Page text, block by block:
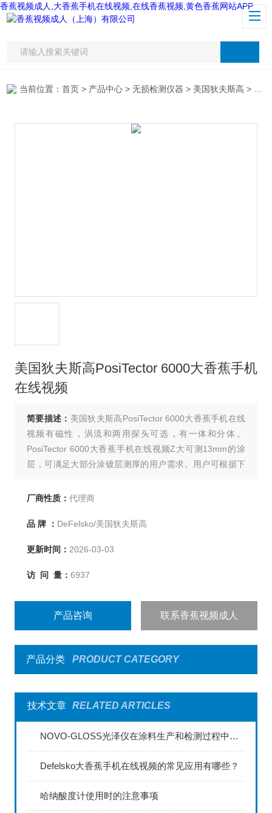
香蕉视频成人,大香蕉手机在线视频,在线香蕉视频,黄色香蕉网站APP
当前位置：首页 > 产品中心 >无损检测仪器 > 美国狄夫斯高 > 美国狄夫斯高PosiTector 6000大香蕉手机在线视频
美国狄夫斯高PosiTector 6000大香蕉手机
在线视频
简要描述： 美国狄夫斯高PosiTector 6000大香蕉手机在线
视频有磁性，涡流和两用探头可选，有一体和分体。
PosiTector 6000大香蕉手机在线视频Z大可测13mm的涂
层，可满足大部分涂镀层测厚的用户需求。用户可根据下
厂商性质： 代理商
品 牌 ： DeFelsko/美国狄夫斯高
更新时间： 2026-03-03
访 问 量： 6937
产品咨询 联系香蕉视频成人
产品分类 PRODUCT CATEGORY
技术文章 RELATED ARTICLES
NOVO-GLOSS光泽仪在涂料生产和检测过程中的应用
Defelsko大香蕉手机在线视频的常见应用有哪些？
哈纳酸度计使用时的注意事项